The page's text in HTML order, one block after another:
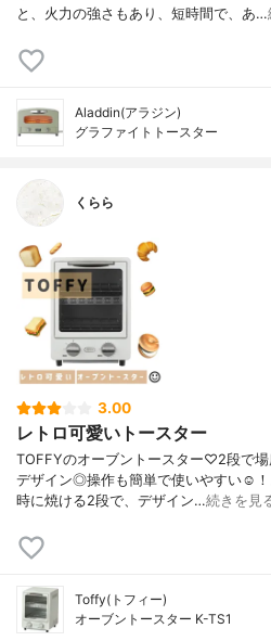
と、火力の強さもあり、短時間で、あ…
Aladdin(アラジン)
グラファイトトースター
くらら
3.00
レトロ可愛いトースター
TOFFYのオーブントースター♡2段で
デザイン◎操作も簡単で使いやすい☺︎！
時に焼ける2段で、デザイン…続きを見
Toffy(トフィー)
オーブントースター K-TS1